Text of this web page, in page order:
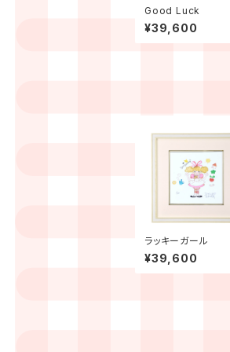
Good Luck
¥39,600
ラッキーガール
¥39,600